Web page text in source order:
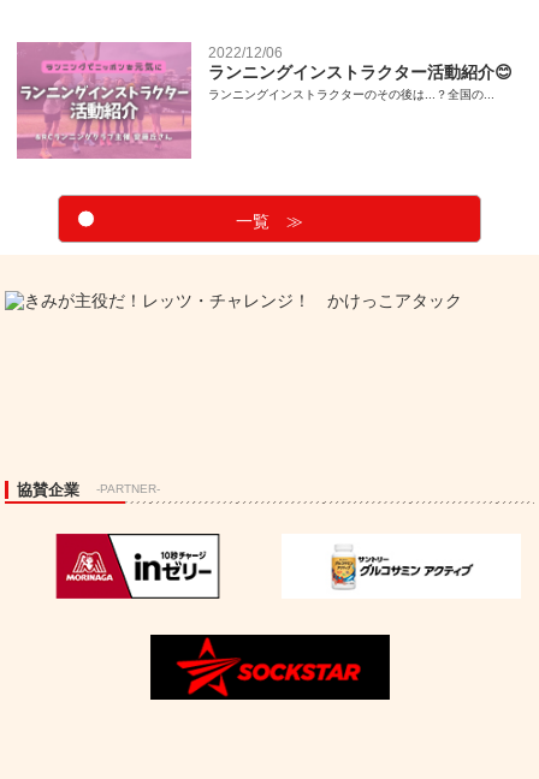
2022/12/06
ランニングインストラクター活動紹介😊
ランニングインストラクターのその後は...？全国の...
一覧 ≫
協賛企業 -PARTNER-